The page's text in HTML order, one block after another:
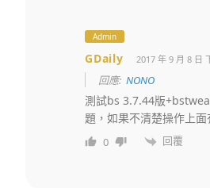
Admin
GDaily 2017 年 9 月 8 日
回應:NONO
測試bs 3.7.44版
題，如果不清楚操作上面
0 回覆